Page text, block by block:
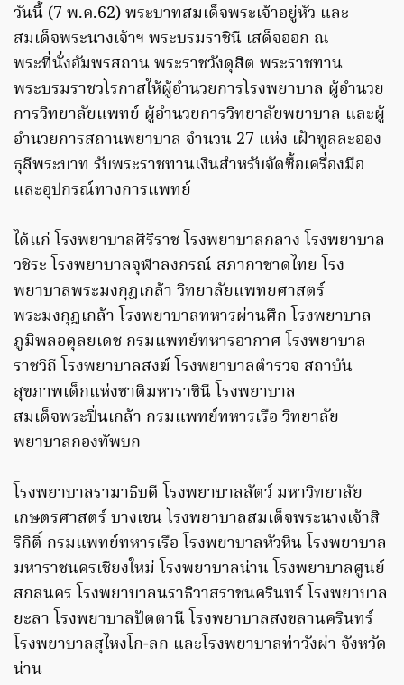
วันนี้ (7 พ.ค.62) พระบาทสมเด็จพระเจ้าอยู่หัว และ
สมเด็จพระนางเจ้าฯ พระบรมราชินี เสด็จออก ณ
พระที่นั่งอัมพรสถาน พระราชวังดุสิต พระราชทาน
พระบรมราชวโรกาสให้ผู้อำนวยการโรงพยาบาล ผู้อำนวย
การวิทยาลัยแพทย์ ผู้อำนวยการวิทยาลัยพยาบาล และผู้
อำนวยการสถานพยาบาล จำนวน 27 แห่ง เฝ้าทูลละออง
ธุลีพระบาท รับพระราชทานเงินสำหรับจัดซื้อเครื่องมือ
และอุปกรณ์ทางการแพทย์
ได้แก่ โรงพยาบาลศิริราช โรงพยาบาลกลาง โรงพยาบาล
วชิระ โรงพยาบาลจุฬาลงกรณ์ สภากาชาดไทย โรง
พยาบาลพระมงกุฎเกล้า วิทยาลัยแพทยศาสตร์
พระมงกุฎเกล้า โรงพยาบาลทหารผ่านศึก โรงพยาบาล
ภูมิพลอดุลยเดช กรมแพทย์ทหารอากาศ โรงพยาบาล
ราชวิถี โรงพยาบาลสงฆ์ โรงพยาบาลตำรวจ สถาบัน
สุขภาพเด็กแห่งชาติมหาราชินี โรงพยาบาล
สมเด็จพระปิ่นเกล้า กรมแพทย์ทหารเรือ วิทยาลัย
พยาบาลกองทัพบก
โรงพยาบาลรามาธิบดี โรงพยาบาลสัตว์ มหาวิทยาลัย
เกษตรศาสตร์ บางเขน โรงพยาบาลสมเด็จพระนางเจ้าสิ
ริกิติ์ กรมแพทย์ทหารเรือ โรงพยาบาลหัวหิน โรงพยาบาล
มหาราชนครเชียงใหม่ โรงพยาบาลน่าน โรงพยาบาลศูนย์
สกลนคร โรงพยาบาลนราธิวาสราชนครินทร์ โรงพยาบาล
ยะลา โรงพยาบาลปัตตานี โรงพยาบาลสงขลานครินทร์
โรงพยาบาลสุไหงโก-ลก และโรงพยาบาลท่าวังผ่า จังหวัด
น่าน